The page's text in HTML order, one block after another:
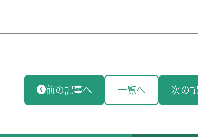
前の記事へ 一覧へ 次の